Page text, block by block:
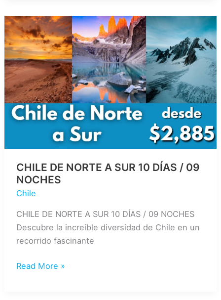
SANTIAGO
06
DÍAS
/
05
NOCHES
CHILE DE NORTE A SUR 10 DÍAS / 09
NOCHES
Chile
CHILE DE NORTE A SUR 10 DÍAS / 09 NOCHES
Descubre la increíble diversidad de Chile en un
recorrido fascinante
CHILE
Read More »